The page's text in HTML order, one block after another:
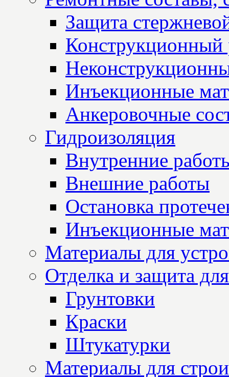
Защита
Конструкционный
Инъекционные
Анкеровочные
Гидроизоляция
Внутренние
Внешние работы
Остановка
Инъекционные
Материалы для
Отделка и защита
Грунтовки
Краски
Штукатурки
Материалы для